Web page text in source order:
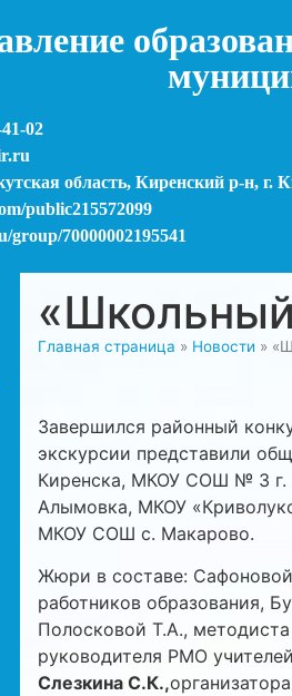
02
область, Киренский р-н,
public215572099
group/70000002195541
Главная страница » Новости »
Завершился районный
экскурсии представили
Киренска, МКОУ СОШ № 3
Алымовка, МКОУ
МКОУ СОШ с. Макарово.
Жюри в составе:
работников образования,
Полосковой Т.А.,
руководителя РМО
Слезкина С.К.,